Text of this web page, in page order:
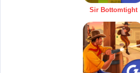
Sir Bottomtight